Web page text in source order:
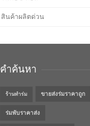
สินค้าผลิตด่วน
คำค้นหา
ร้านทำร่ม ขายส่งร่มราคาถูก
ร่มพับราคาส่ง